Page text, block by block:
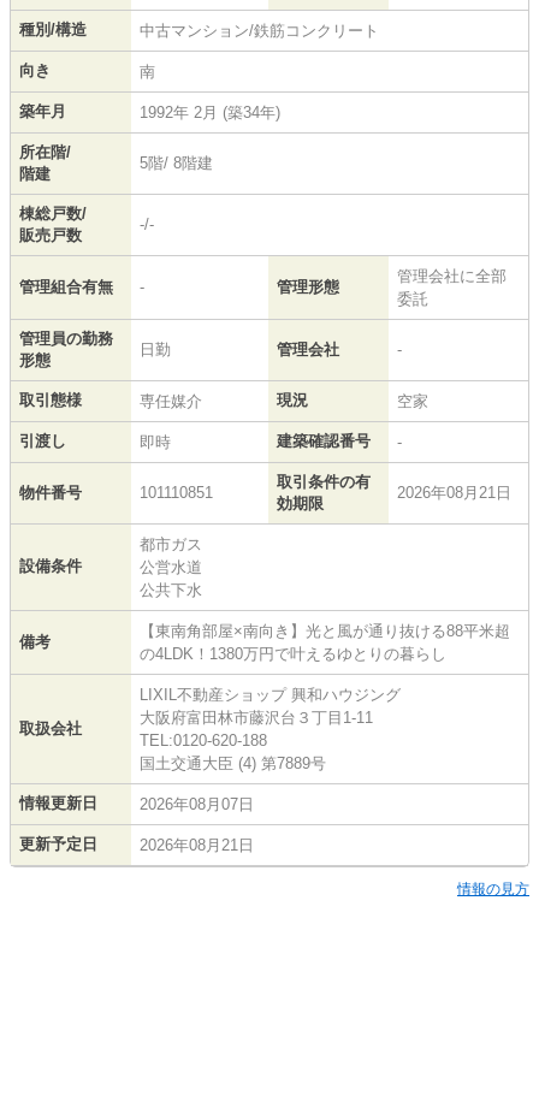
種別/構造 中古マンション/鉄筋コンクリート
向き 南
築年月 1992年 2月 (築34年)
所在階/
階建
5階/ 8階建
棟総戸数/
販売戸数
-/-
管理組合有無 - 管理形態
管理会社に全部
委託
管理員の勤務
形態
日勤 管理会社 -
取引態様 専任媒介 現況 空家
引渡し 即時 建築確認番号 -
物件番号 101110851
取引条件の有
効期限
2026年08月21日
設備条件
都市ガス
公営水道
公共下水
備考
【東南角部屋×南向き】光と風が通り抜ける88平米超
の4LDK！1380万円で叶えるゆとりの暮らし
取扱会社
LIXIL不動産ショップ 興和ハウジング
大阪府富田林市藤沢台３丁目1-11
TEL:0120-620-188
国土交通大臣 (4) 第7889号
情報更新日 2026年08月07日
更新予定日 2026年08月21日
情報の見方